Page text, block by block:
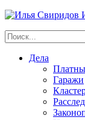
Дела
Гаражи